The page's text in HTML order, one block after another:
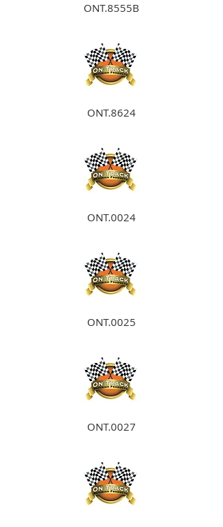
ONT.8555B
ONT.8624
ONT.0024
ONT.0025
ONT.0027